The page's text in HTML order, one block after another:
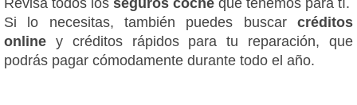
Si lo necesitas, también puedes buscar créditos
online y créditos rápidos para tu reparación, que
podrás pagar cómodamente durante todo el año.